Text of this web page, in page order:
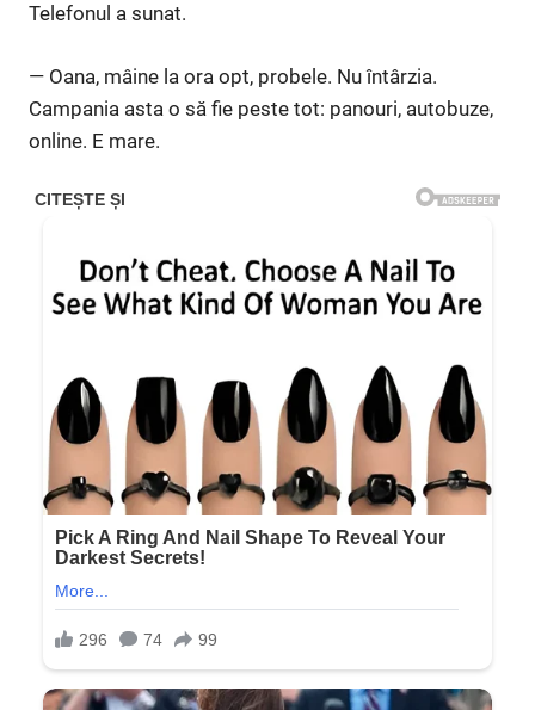
Telefonul a sunat.
— Oana, mâine la ora opt, probele. Nu întârzia.
Campania asta o să fie peste tot: panouri, autobuze,
online. E mare.